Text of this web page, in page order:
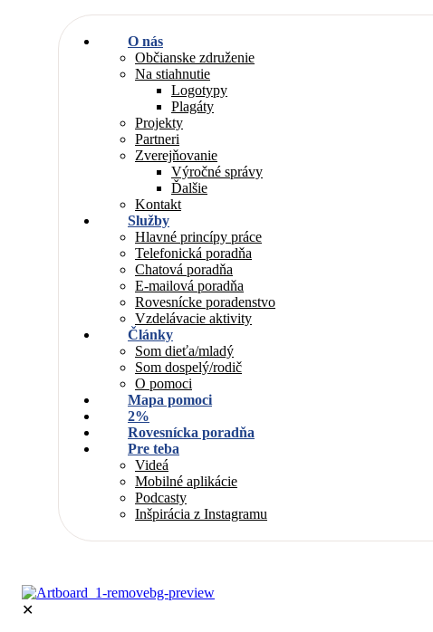
O nás
Občianske združenie
Na stiahnutie
Logotypy
Plagáty
Projekty
Partneri
Zverejňovanie
Výročné správy
Ďalšie
Kontakt
Služby
Hlavné princípy práce
Telefonická poradňa
Chatová poradňa
E-mailová poradňa
Rovesnícke poradenstvo
Vzdelávacie aktivity
Články
Som dieťa/mladý
Som dospelý/rodič
O pomoci
Mapa pomoci
2%
Rovesnícka poradňa
Pre teba
Videá
Mobilné aplikácie
Podcasty
Inšpirácia z Instagramu
✕